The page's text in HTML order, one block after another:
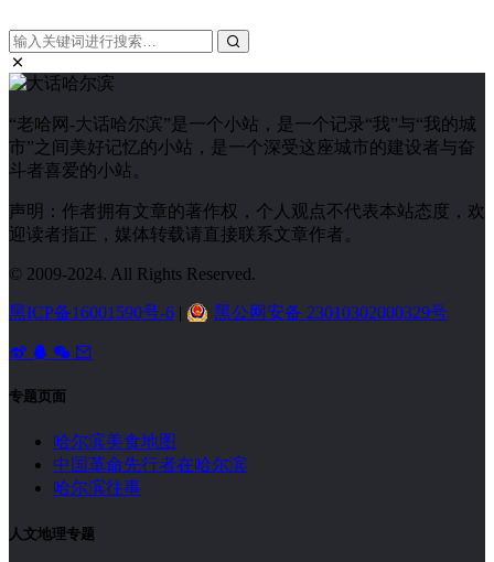
“老哈网-大话哈尔滨”是一个小站，是一个记录“我”与“我的城
市”之间美好记忆的小站，是一个深受这座城市的建设者与奋
斗者喜爱的小站。
声明：作者拥有文章的著作权，个人观点不代表本站态度，欢
迎读者指正，媒体转载请直接联系文章作者。
© 2009-2024. All Rights Reserved.
黑ICP备16001590号-6 | 黑公网安备 23010302000329号
专题页面
哈尔滨美食地图
中国革命先行者在哈尔滨
哈尔滨往事
人文地理专题